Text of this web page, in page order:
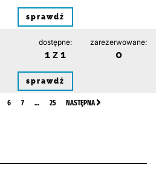
sprawdź
dostępne:
1 z 1
zarezerwowane:
0
sprawdź
6 7 … 25 NASTĘPNA